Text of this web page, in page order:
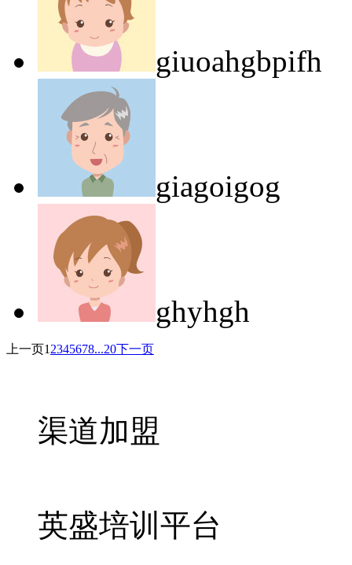
giuoahgbpifh
giagoigog
ghyhgh
上一页1 2345678...20下一页
渠道加盟
英盛培训平台